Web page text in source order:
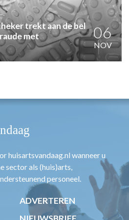
VAKHANDEL
trekt aan de bel
met
06
NOV
huisartsvandaag.nl wanneer u
sector als (huis)arts,
personeel.
ADVERTEREN